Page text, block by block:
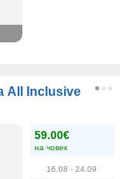
All Inclusive
59.00€
на човек
16.08 - 24.09